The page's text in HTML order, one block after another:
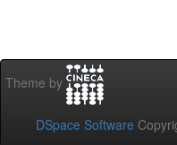
Theme by
DSpace Software